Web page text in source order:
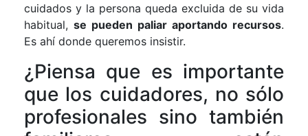
cuidados y la persona queda excluida de su vida
habitual, se pueden paliar aportando recursos.
Es ahí donde queremos insistir.
¿Piensa que es importante
que los cuidadores, no sólo
profesionales sino también